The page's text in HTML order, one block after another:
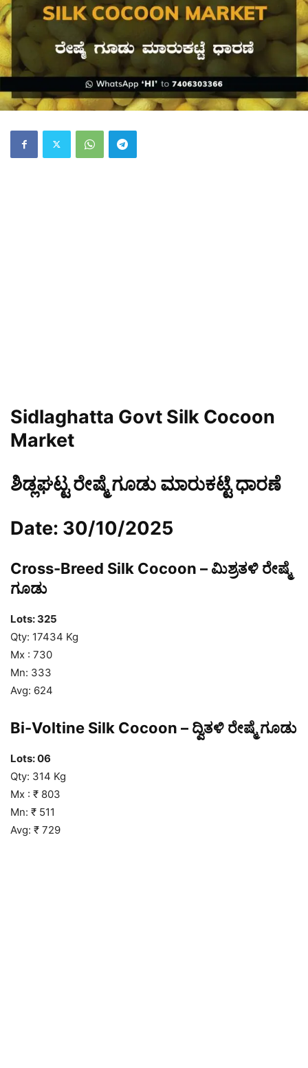
Sidlaghatta Govt Silk Cocoon
Market
ಶಿಡ್ಲಘಟ್ಟ ರೇಷ್ಮೆ ಗೂಡು ಮಾರುಕಟ್ಟೆ ಧಾರಣೆ
Date: 30/10/2025
Cross-Breed Silk Cocoon – ಮಿಶ್ರತಳಿ ರೇಷ್ಮೆ
ಗೂಡು
Lots: 325
Qty: 17434 Kg
Mx : 730
Mn: 333
Avg: 624
Bi-Voltine Silk Cocoon – ದ್ವಿತಳಿ ರೇಷ್ಮೆ ಗೂಡು
Lots: 06
Qty: 314 Kg
Mx : ₹ 803
Mn: ₹ 511
Avg: ₹ 729